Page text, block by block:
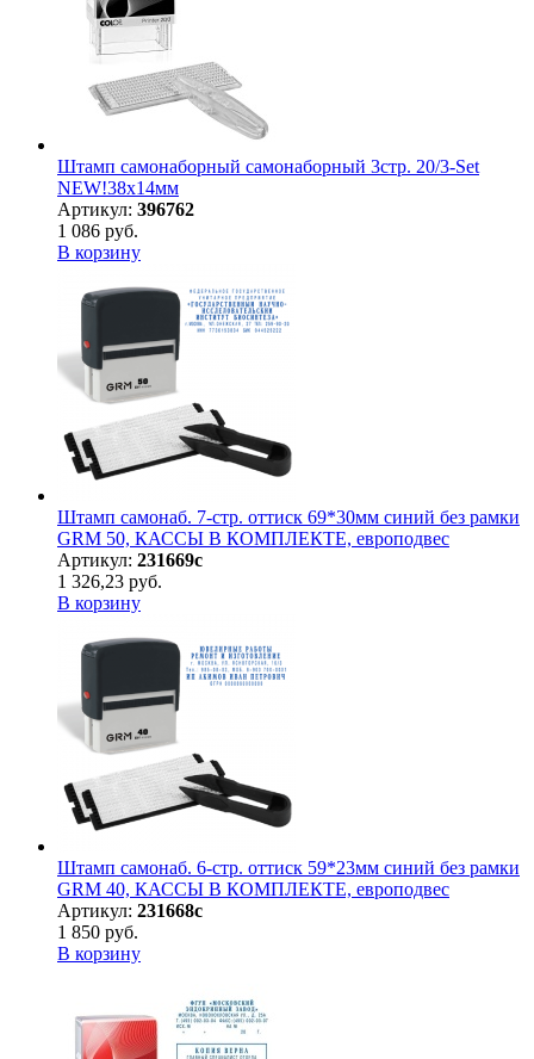
Штамп самонаборный самонаборный 3стр. 20/3-Set
NEW!38х14мм
Артикул: 396762
1 086 руб.
В корзину
Штамп самонаб. 7-стр. оттиск 69*30мм синий без рамки
GRM 50, КАССЫ В КОМПЛЕКТЕ, европодвес
Артикул: 231669с
1 326,23 руб.
В корзину
Штамп самонаб. 6-стр. оттиск 59*23мм синий без рамки
GRM 40, КАССЫ В КОМПЛЕКТЕ, европодвес
Артикул: 231668с
1 850 руб.
В корзину